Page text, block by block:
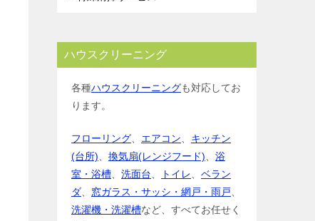
ハウスクリーニング
各種ハウスクリーニングも対応してお
ります。
フローリング エアコン
キッチン
(台所)
換気扇(レンジフード)
浴
室・浴槽
洗面台 トイレ
ベラン
ダ
窓ガラス・サッシ・網戸・雨戸
洗濯機・洗濯槽など、すべてお任せく